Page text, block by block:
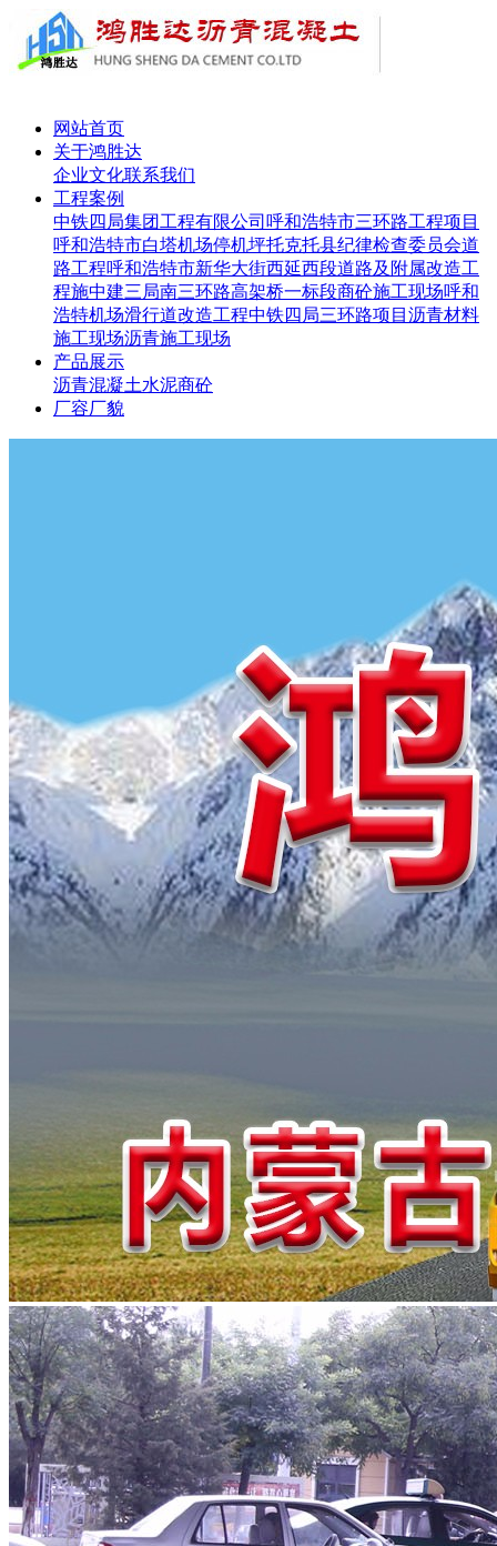
网站首页
关于鸿胜达
企业文化联系我们
工程案例
中铁四局集团工程有限公司呼和浩特市三环路工程项目
呼和浩特市白塔机场停机坪托克托县纪律检查委员会道
路工程呼和浩特市新华大街西延西段道路及附属改造工
程施中建三局南三环路高架桥一标段商砼施工现场呼和
浩特机场滑行道改造工程中铁四局三环路项目 沥青材料
施工现场沥青施工现场
产品展示
沥青混凝土水泥商砼
厂容厂貌